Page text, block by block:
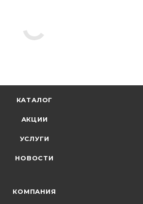
КАТАЛОГ
АКЦИИ
УСЛУГИ
НОВОСТИ
КОМПАНИЯ